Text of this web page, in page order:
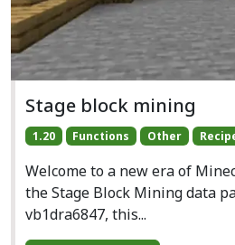
Stage block mining
1.20 Functions Other
Welcome to a new era of
the Stage Block Mining data
vb1dra6847, this...